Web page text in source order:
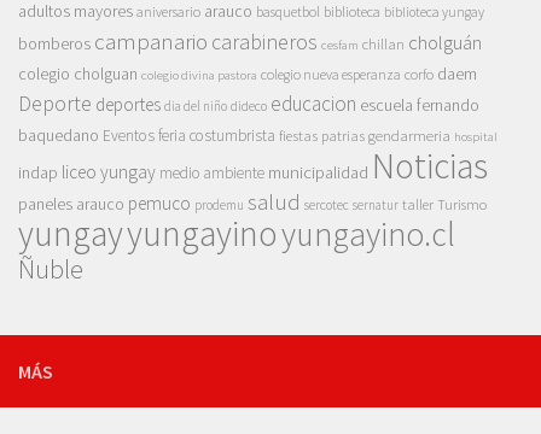
adultos mayores aniversario arauco basquetbol biblioteca biblioteca yungay
bomberos campanario carabineros cesfam chillan cholguán
colegio cholguan colegio divina pastora colegio nueva esperanza corfo daem
Deporte deportes dia del niño dideco educacion escuela fernando
baquedano Eventosferia costumbrista fiestas patrias gendarmeria hospital
indap liceo yungay medio ambiente municipalidad Noticias
paneles arauco pemuco prodemu salud sercotec sernatur taller Turismo
yungayyungayinoyungayino.cl
Ñuble
MÁS